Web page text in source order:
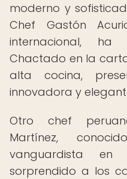
moderno y
Chef Gastón
internacional,
Chactado en la
alta cocina,
innovadora y
Otro chef
Martínez,
vanguardista
sorprendido a los